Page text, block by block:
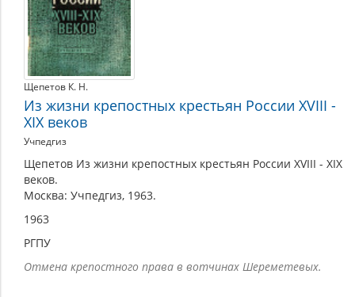
Щепетов К. Н.
Из жизни крепостных крестьян России XVIII -
XIX веков
Учпедгиз
Щепетов Из жизни крепостных крестьян России XVIII - XIX
веков.
Москва: Учпедгиз, 1963.
1963
РГПУ
Отмена крепостного права в вотчинах Шереметевых.